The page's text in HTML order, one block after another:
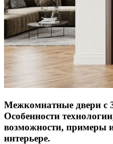
Межкомнатные двери с
Особенности
возможности, примеры
интерьере.